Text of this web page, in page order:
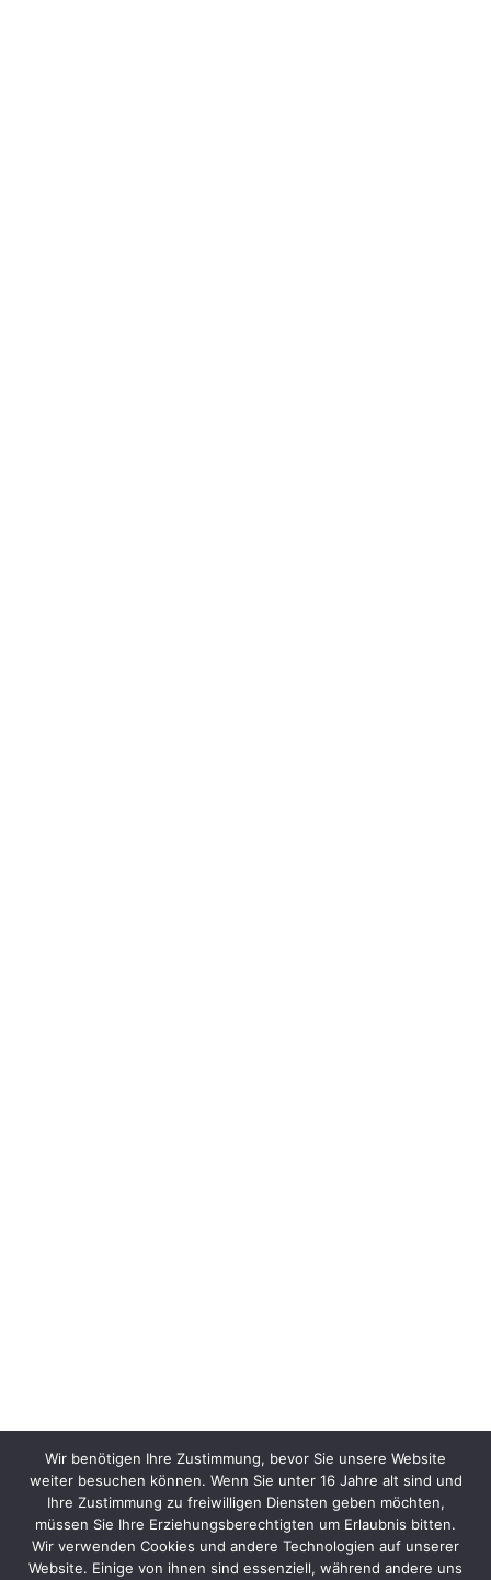
Wir benötigen Ihre Zustimmung, bevor Sie unsere Website
weiter besuchen können. Wenn Sie unter 16 Jahre alt sind und
Ihre Zustimmung zu freiwilligen Diensten geben möchten,
müssen Sie Ihre Erziehungsberechtigten um Erlaubnis bitten.
Wir verwenden Cookies und andere Technologien auf unserer
Website. Einige von ihnen sind essenziell, während andere uns